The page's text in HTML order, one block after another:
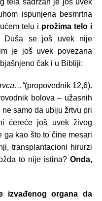
ispunjena besmrtna
telu i prožima telo i
se još uvek nije
je još uvek povezana
čak i u Bibliji:
(propovednik 12,6).
bolova – užasnih
samo da ubiju žrtvu pri
ćereće još uvek živog
ga kao što to čine mesari
transplantacioni hirurzi
to nije istina? Onda,
izvađenog organa da